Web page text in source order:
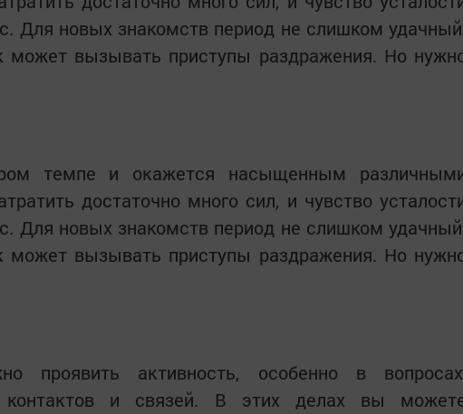
Для новых знакомств период не слишком
вызывать приступы раздражения. Но
темпе и окажется насыщенным
достаточно много сил, и чувство
Для новых знакомств период не слишком
вызывать приступы раздражения. Но
проявить активность, особенно в
контактов и связей. В этих делах вы